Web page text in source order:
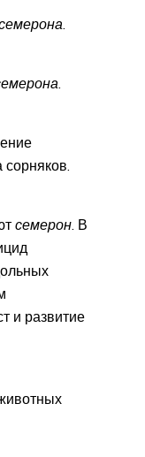
.
.
семерон. В
и развитие